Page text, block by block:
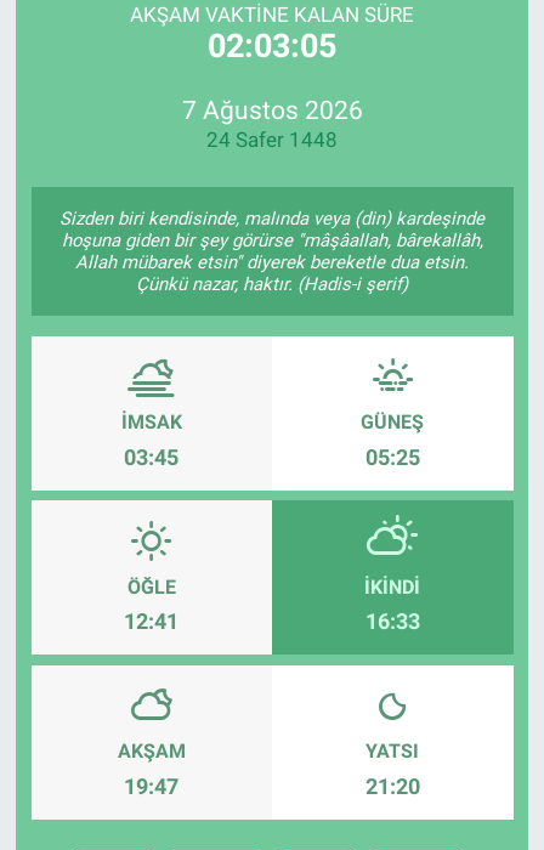
AKŞAM VAKTİNE KALAN SÜRE
02:03:05
7 Ağustos 2026
24 Safer 1448
Sizden biri kendisinde, malında veya (din) kardeşinde
hoşuna giden bir şey görürse "mâşâallah, bârekallâh,
Allah mübarek etsin" diyerek bereketle dua etsin.
Çünkü nazar, haktır. (Hadis-i şerif)
İMSAK
03:45
GÜNEŞ
05:25
ÖĞLE
12:41
İKINDI
16:33
AKŞAM
19:47
YATSI
21:20